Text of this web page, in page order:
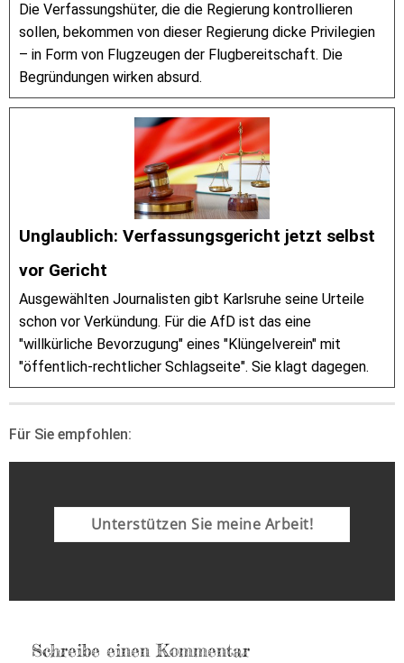
Die Verfassungshüter, die die Regierung kontrollieren
sollen, bekommen von dieser Regierung dicke Privilegien
– in Form von Flugzeugen der Flugbereitschaft. Die
Begründungen wirken absurd.
Unglaublich: Verfassungsgericht jetzt selbst
vor Gericht
Ausgewählten Journalisten gibt Karlsruhe seine Urteile
schon vor Verkündung. Für die AfD ist das eine
"willkürliche Bevorzugung" eines "Klüngelverein" mit
"öffentlich-rechtlicher Schlagseite". Sie klagt dagegen.
Für Sie empfohlen:
Unterstützen Sie meine Arbeit!
Schreibe einen Kommentar